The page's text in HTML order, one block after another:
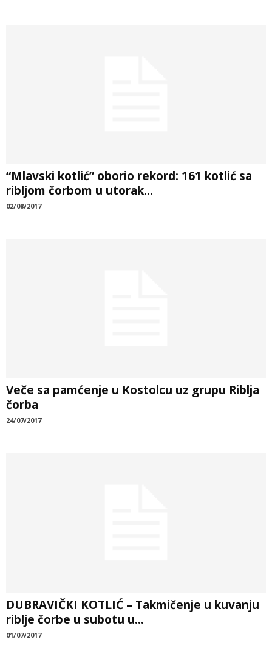
“Mlavski kotlić” oborio rekord: 161 kotlić sa
ribljom čorbom u utorak...
02/08/2017
Veče sa pamćenje u Kostolcu uz grupu Riblja
čorba
24/07/2017
DUBRAVIČKI KOTLIĆ – Takmičenje u kuvanju
riblje čorbe u subotu u...
01/07/2017